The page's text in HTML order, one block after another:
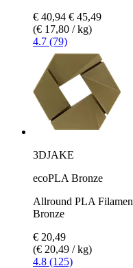
€ 40,94 € 45,49
(€ 17,80 / kg)
4.7 (79)
3DJAKE
ecoPLA Bronze
Allround PLA
Bronze
€ 20,49
(€ 20,49 / kg)
4.8 (125)